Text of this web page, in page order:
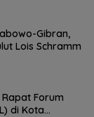
Gibran,
Lois Schramm
Forum
di Kota